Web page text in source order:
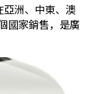
亞洲、中東、澳
國家銷售，是廣